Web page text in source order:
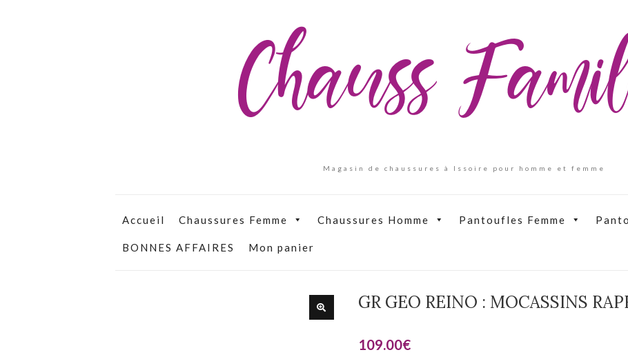
Chauss
Magasin de chaussures à Issoire pour homme et femme
Accueil Chaussures Femme Chaussures Homme Pantoufles Femme
BONNES AFFAIRES Mon panier
GR GEO REINO : MOCASSINS
109.00€